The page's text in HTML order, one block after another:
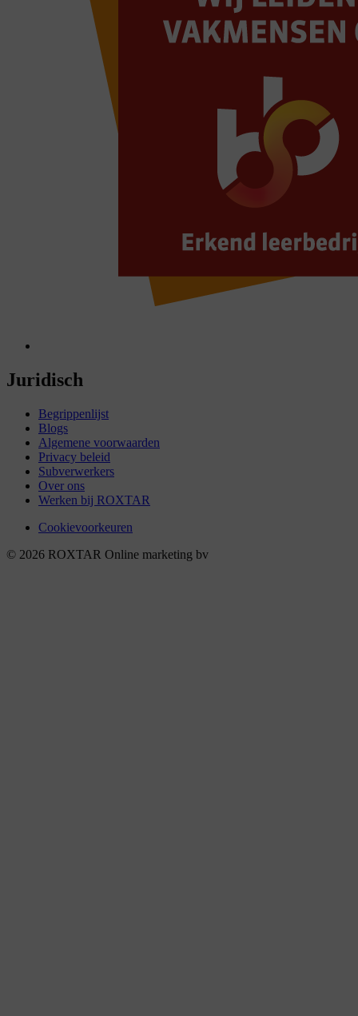
Juridisch
Begrippenlijst
Blogs
Algemene voorwaarden
Privacy beleid
Subverwerkers
Over ons
Werken bij ROXTAR
Cookievoorkeuren
© 2026 ROXTAR Online marketing bv